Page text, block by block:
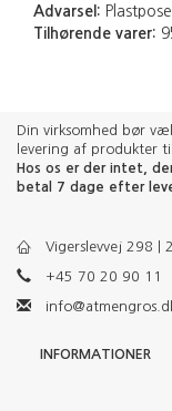
Advarsel:
Tilhørende varer:
Din virksomhed bør
levering af produkter
Hos os er der intet,
betal 7 dage efter
Vigerslevvej 298 |
+45 70 20 90 11
INFORMATIONER